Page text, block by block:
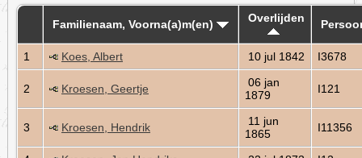
Familienaam, Voorna(a)m(en) Overlijden
1 Koes, Albert 10 jul 1842 I3678
2 Kroesen, Geertje
06 jan
1879
I121
3 Kroesen, Hendrik
11 jun
1865
I11356